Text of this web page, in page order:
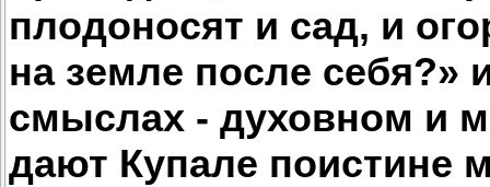
плодоносят и сад, и
на земле после себя?»
смыслах - духовном и
дают Купале поистине